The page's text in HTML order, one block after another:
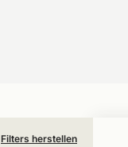
Filters herstellen